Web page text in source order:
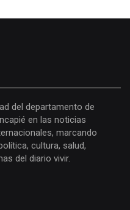
del departamento de
en las noticias
marcando
cultura, salud,
del diario vivir.